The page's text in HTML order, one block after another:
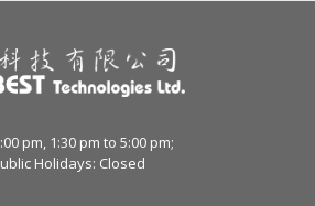
pm, 1:30 pm to 5:00 pm;
Holidays: Closed